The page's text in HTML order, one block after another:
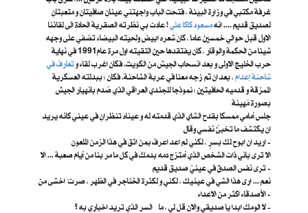
غرفة مكتبي في وزارة البيئة ، فتحت الباب واجهتني عينانِ صافيتانِ و متعبتانِ
لصديق قديم .... انهمسعود كاكا علي! عادت بي نظرته الصقرية الحادة الى لقائنا
الاول قبل حوالي خمسين عاما ، كان شعره ابيضَ ولحيته البيضاء تضفي على وجهه
شيئا من الحكمة والوقار ، كان يفتقدها حين التقيته اول مرة عام1991 في نهاية
حرب الخليج الاولى و بعد انسحاب الجيش من الكويت. فكان اغرب لقاء وتعارف في
شاحنة إعدام، بعد ان تم زجه معنا في عربة الشاحنة. فكان ؛ ببدلته العسكرية
الممزقة و قدميه الحافيتين ؛ نموذجا للجندي العراقي الذي صُدم بانهيار الجيش
بصورة مُهينة
جلس أمامي ممسكا بقدح الشاي الذي قدمته له و عيناه تنظرانِ في عيني كانه يريد
ان يكتشف ما تخبئُ نفسي وقال
اريد ان ابوح لك بسرٍ ، لكني لم اعد اعرف بمن اثق في هذا الزمن الملعون -
الا ترى باني ذات الشخص الذي أمتزج دمه بدمك في كل ما مر بنا من أيام صعبة ... الا
ترى نفس الصدق في عينيّ صديق قديم -
نعم ... ارى هذا الشي في عينيك ، لكني و لكثرة الخناجر في الظهر ، صرت ُ اخشى من
الأصدقاء اكثر من الاعداء -
لا الومك ابدا يا صديقي والان قل لي ، ما السر الذي تريد اخباري به ؟ -